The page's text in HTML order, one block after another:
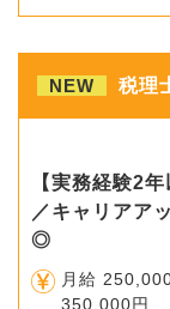
NEW 税理
【実務経験2
／キャリアア
◎
月給
350,000円